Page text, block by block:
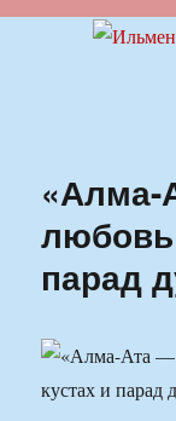
«Алма-
парад